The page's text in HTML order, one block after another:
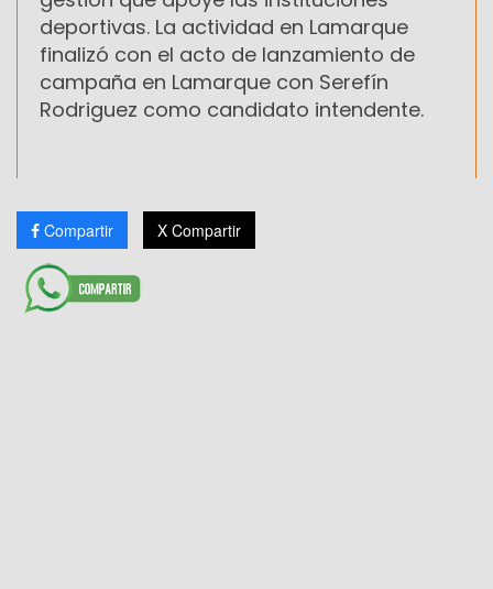
deportivas. La actividad en Lamarque
finalizó con el acto de lanzamiento de
campaña en Lamarque con Serefín
Rodriguez como candidato intendente.
Compartir X Compartir